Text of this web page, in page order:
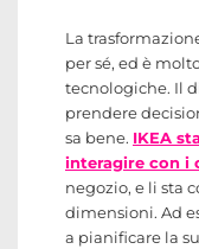
La
per sé, ed è
tecnologiche. Il
prendere
sa bene. IKEA
interagire con i
negozio, e li sta
dimensioni. Ad
a pianificare la